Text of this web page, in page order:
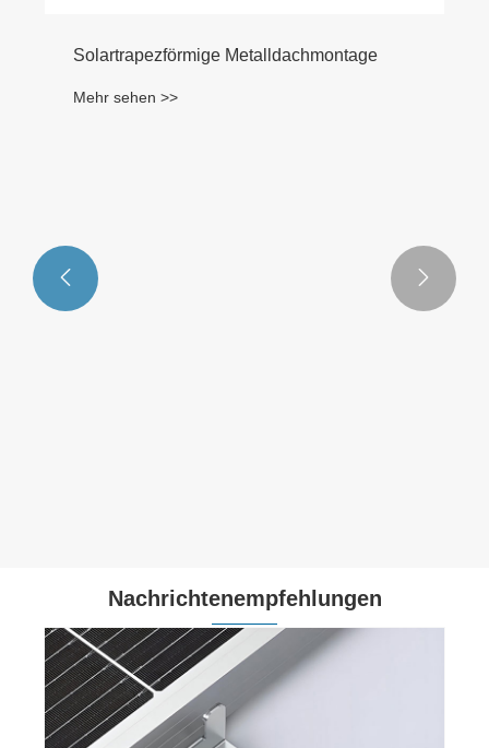
Solartrapezförmige Metalldachmontage
Mehr sehen >>
 
Nachrichtenempfehlungen